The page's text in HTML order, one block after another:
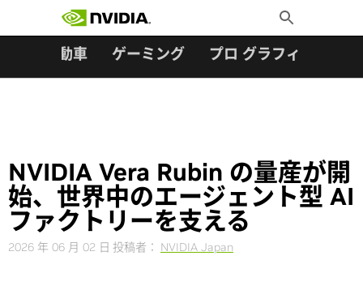
Toggle
Search
自動車 ゲーミング プロ グラフィックス
NVIDIA Vera Rubin の量産が開
始、世界中のエージェント型 AI
ファクトリーを支える
2026 年 06 月 02 日 投稿者： NVIDIA Japan